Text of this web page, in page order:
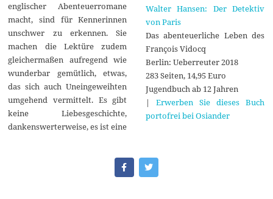
englischer Abenteuerromane
macht, sind für Kennerinnen
unschwer zu erkennen. Sie
machen die Lektüre zudem
gleichermaßen aufregend wie
wunderbar gemütlich, etwas,
das sich auch Uneingeweihten
umgehend vermittelt. Es gibt
keine Liebesgeschichte,
dankenswerterweise, es ist eine
Walter Hansen: Der Detektiv
von Paris
Das abenteuerliche Leben des
François Vidocq
Berlin: Ueberreuter 2018
283 Seiten, 14,95 Euro
Jugendbuch ab 12 Jahren
| Erwerben Sie dieses Buch
portofrei bei Osiander